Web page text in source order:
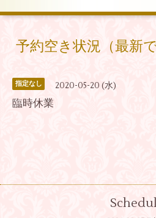
予約空き状況（最新
指定なし 2020-05-20 (水)
臨時休業